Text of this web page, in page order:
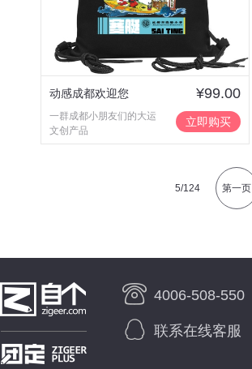
动感成都欢迎您 ¥99.00
一群成都小朋友们的大运
文创产品
立即购买
5/124 第一页
4006-508-550
联系在线客服